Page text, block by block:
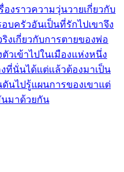
องราวความวุ่นวายเกี่ยวกับ
บครัวอันเป็นที่รักไปเขาจึง
งเกี่ยวกับการตายของพ่อ
วเข้าไปในเมืองแห่งหนึ่ง
ที่นั่นได้แต่แล้วต้องมาเป็น
ดันไปรู้แผนการของเขาแต่
นมาด้วยกัน